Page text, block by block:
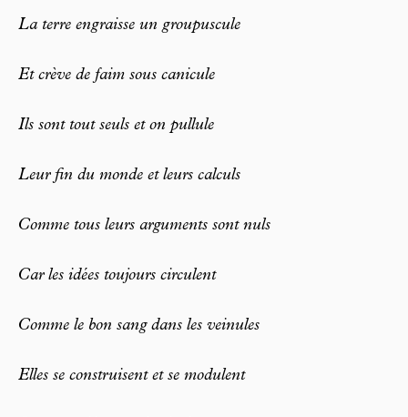
La terre engraisse un groupuscule
Et crève de faim sous canicule
Ils sont tout seuls et on pullule
Leur fin du monde et leurs calculs
Comme tous leurs arguments sont nuls
Car les idées toujours circulent
Comme le bon sang dans les veinules
Elles se construisent et se modulent